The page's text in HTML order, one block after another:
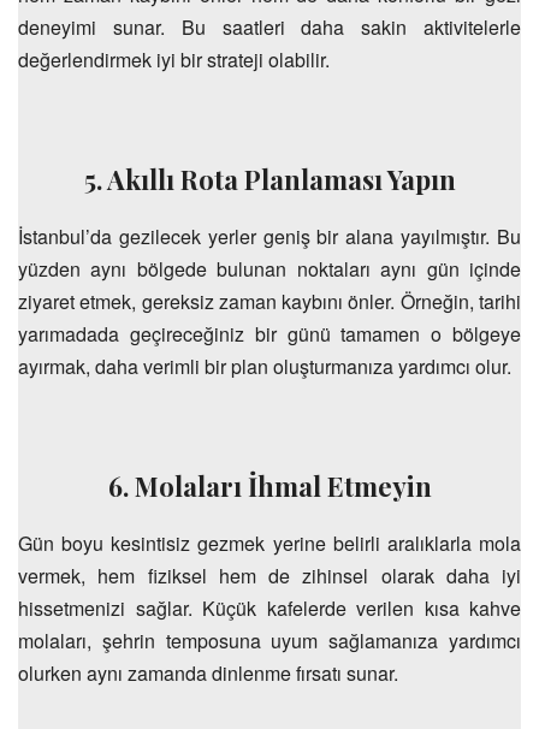
deneyimi sunar. Bu saatleri daha sakin aktivitelerle
değerlendirmek iyi bir strateji olabilir.
5. Akıllı Rota Planlaması Yapın
İstanbul’da gezilecek yerler geniş bir alana yayılmıştır. Bu
yüzden aynı bölgede bulunan noktaları aynı gün içinde
ziyaret etmek, gereksiz zaman kaybını önler. Örneğin, tarihi
yarımadada geçireceğiniz bir günü tamamen o bölgeye
ayırmak, daha verimli bir plan oluşturmanıza yardımcı olur.
6. Molaları İhmal Etmeyin
Gün boyu kesintisiz gezmek yerine belirli aralıklarla mola
vermek, hem fiziksel hem de zihinsel olarak daha iyi
hissetmenizi sağlar. Küçük kafelerde verilen kısa kahve
molaları, şehrin temposuna uyum sağlamanıza yardımcı
olurken aynı zamanda dinlenme fırsatı sunar.